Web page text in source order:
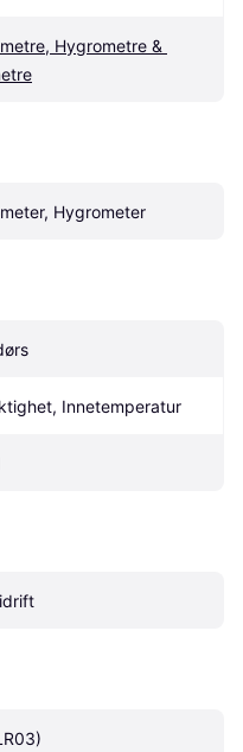
Hygrometre &
Hygrometer
Innetemperatur